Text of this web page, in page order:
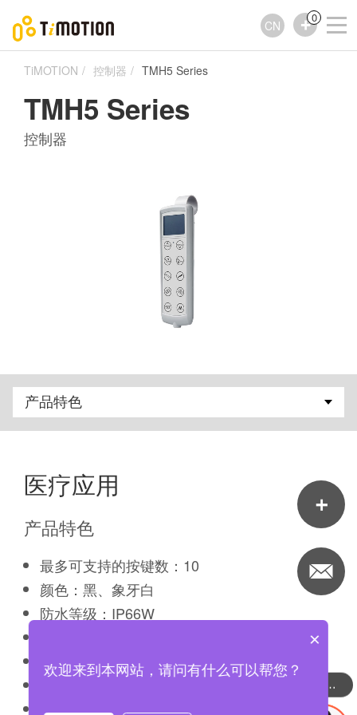
CN
0
TiMOTION 控制器 TMH5 Series
TMH5 Series
控制器
医疗应用
产品特色
最多可支持的按键数：10
颜色：黑、象牙白
防水等级：IP66W
是否有屏幕：有支援
工作温度范围：+5°C~+45°C
可以介绍下你们的产品么
×
欢迎来到本网站，请问有什么可以帮您？